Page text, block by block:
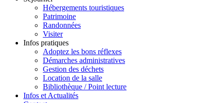
Hébergements touristiques
Patrimoine
Randonnées
Visiter
Infos pratiques
Adoptez les bons réflexes
Démarches administratives
Gestion des déchets
Location de la salle
Bibliothèque / Point lecture
Infos et Actualités